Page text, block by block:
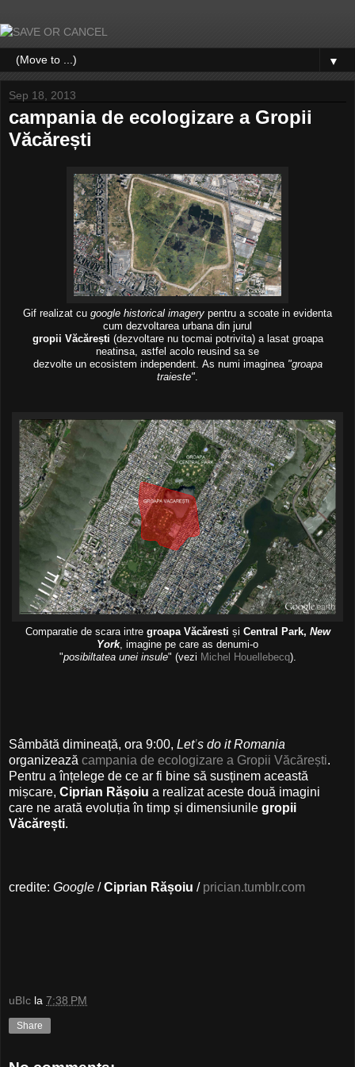
▼
Sep 18, 2013
campania de ecologizare a Gropii
Văcărești
Gif realizat cu google historical imagery pentru a scoate in evidenta
cum dezvoltarea urbana din jurul
gropii Văcărești (dezvoltare nu tocmai potrivita) a lasat groapa
neatinsa, astfel acolo reusind sa se
dezvolte un ecosistem independent. As numi imaginea "groapa
traieste".
Comparatie de scara intre groapa Văcăresti și Central Park, New
York, imagine pe care as denumi-o
"posibiltatea unei insule" (vezi Michel Houellebecq).
Sâmbătă dimineață, ora 9:00, Let’s do it Romania
organizează campania de ecologizare a Gropii Văcărești.
Pentru a înțelege de ce ar fi bine să susținem această
mișcare, Ciprian Rășoiu a realizat aceste două imagini
care ne arată evoluția în timp și dimensiunile gropii
Văcărești.
credite: Google /Ciprian Rășoiu / prician.tumblr.com
uBIc la 7:38 PM
Share